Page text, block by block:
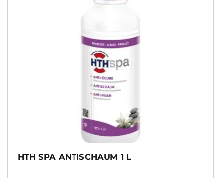
HTH SPA ANTISCHAUM 1 L